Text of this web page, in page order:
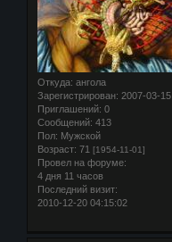
Откуда: ангола
Зарегистрирован: 2007-03-15
Приглашений: 0
Сообщений: 413
Пол: Мужской
Возраст: 71 [1954-11-01]
Провел на форуме:
4 дня 11 часов
Последний визит:
2010-12-20 04:15:02